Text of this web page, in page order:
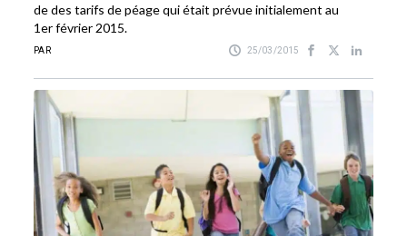
de des tarifs de péage qui était prévue initialement au
1er février 2015.
PAR 25/03/2015